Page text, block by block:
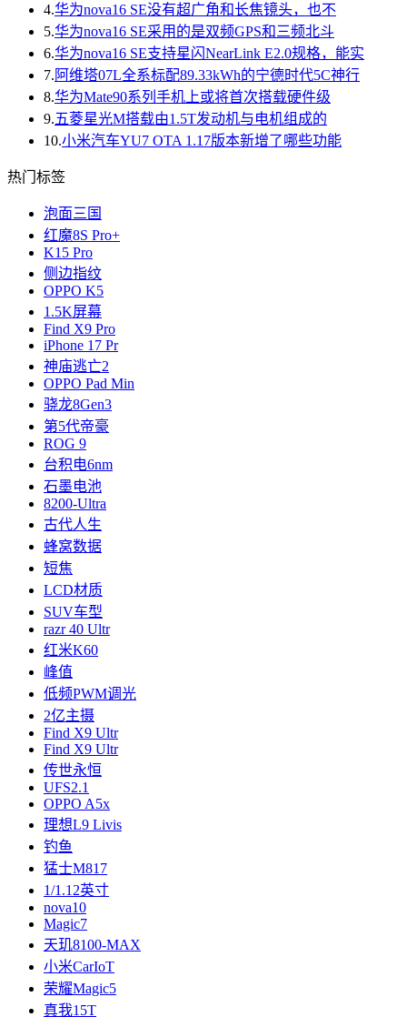
4.华为nova16 SE没有超广角和长焦镜头，也不
5.华为nova16 SE采用的是双频GPS和三频北斗
6.华为nova16 SE支持星闪NearLink E2.0规格，能实
7. 阿维塔07L全系标配89.33kWh的宁德时代5C神行
8.华为Mate90系列手机上或将首次搭载硬件级
9.五菱星光M搭载由1.5T发动机与电机组成的
10.小米汽车YU7 OTA 1.17版本新增了哪些功能
热门标签
泡面三国
红魔8S Pro+
K15 Pro
侧边指纹
OPPO K5
1.5K屏幕
Find X9 Pro
iPhone 17 Pr
神庙逃亡2
OPPO Pad Min
骁龙8Gen3
第5代帝豪
ROG 9
台积电6nm
石墨电池
8200-Ultra
古代人生
蜂窝数据
短焦
LCD材质
SUV车型
razr 40 Ultr
红米K60
峰值
低频PWM调光
2亿主摄
Find X9 Ultr
Find X9 Ultr
传世永恒
UFS2.1
OPPO A5x
理想L9 Livis
钓鱼
猛士M817
1/1.12英寸
nova10
Magic7
天玑8100-MAX
小米CarIoT
荣耀Magic5
真我15T